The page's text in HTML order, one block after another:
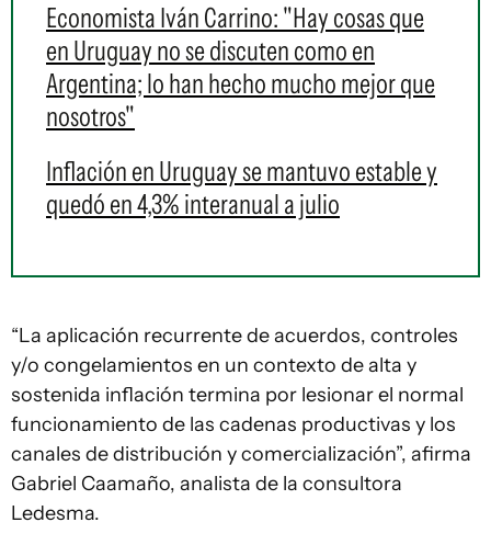
Economista Iván Carrino: "Hay cosas que
en Uruguay no se discuten como en
Argentina; lo han hecho mucho mejor que
nosotros"
Inflación en Uruguay se mantuvo estable y
quedó en 4,3% interanual a julio
“La aplicación recurrente de acuerdos, controles
y/o congelamientos en un contexto de alta y
sostenida inflación termina por lesionar el normal
funcionamiento de las cadenas productivas y los
canales de distribución y comercialización”, afirma
Gabriel Caamaño, analista de la consultora
Ledesma.